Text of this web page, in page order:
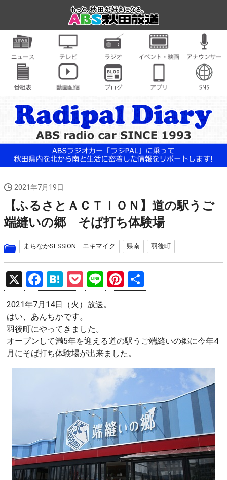
2021年7月19日
【ふるさとＡＣＴＩＯＮ】道の駅うご
端縫いの郷 そば打ち体験場
まちなかSESSION エキマイク 県南 羽後町
X
F
a
ce
b
o
o
H
at
e
n
a
P
o
ck
et
Li
n
e
Pi
nt
t
有
2021年7月14日（火）放送。
はい、あんちかです。
羽後町にやってきました。
オープンして満5年を迎える道の駅うご端縫いの郷に今年4
月にそば打ち体験場が出来ました。